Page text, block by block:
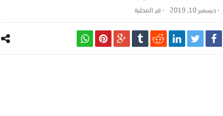
-ديسمبر 10, 2019 - ‎في المحلية